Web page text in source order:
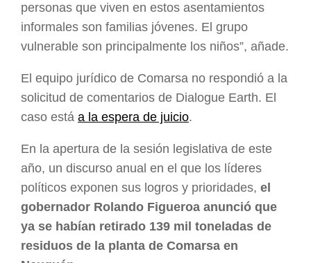
personas que viven en estos asentamientos
informales son familias jóvenes. El grupo
vulnerable son principalmente los niños”, añade.
El equipo jurídico de Comarsa no respondió a la
solicitud de comentarios de Dialogue Earth. El
caso está a la espera de juicio.
En la apertura de la sesión legislativa de este
año, un discurso anual en el que los líderes
políticos exponen sus logros y prioridades, el
gobernador Rolando Figueroa anunció que
ya se habían retirado 139 mil toneladas de
residuos de la planta de Comarsa en